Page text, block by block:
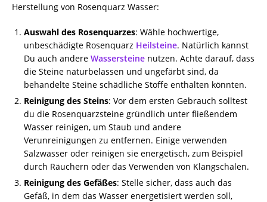
Herstellung von Rosenquarz Wasser:
Auswahl des Rosenquarzes: Wähle hochwertige,
unbeschädigte Rosenquarz Heilsteine. Natürlich kannst
Du auch andere Wassersteine nutzen. Achte darauf, dass
die Steine naturbelassen und ungefärbt sind, da
behandelte Steine schädliche Stoffe enthalten könnten.
Reinigung des Steins: Vor dem ersten Gebrauch solltest
du die Rosenquarzsteine gründlich unter fließendem
Wasser reinigen, um Staub und andere
Verunreinigungen zu entfernen. Einige verwenden
Salzwasser oder reinigen sie energetisch, zum Beispiel
durch Räuchern oder das Verwenden von Klangschalen.
Reinigung des Gefäßes: Stelle sicher, dass auch das
Gefäß, in dem das Wasser energetisiert werden soll,